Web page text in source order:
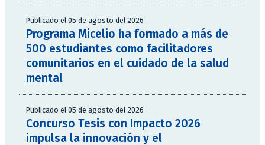
Publicado el 05 de agosto del 2026
Programa Micelio ha formado a más de
500 estudiantes como facilitadores
comunitarios en el cuidado de la salud
mental
Publicado el 05 de agosto del 2026
Concurso Tesis con Impacto 2026
impulsa la innovación y el